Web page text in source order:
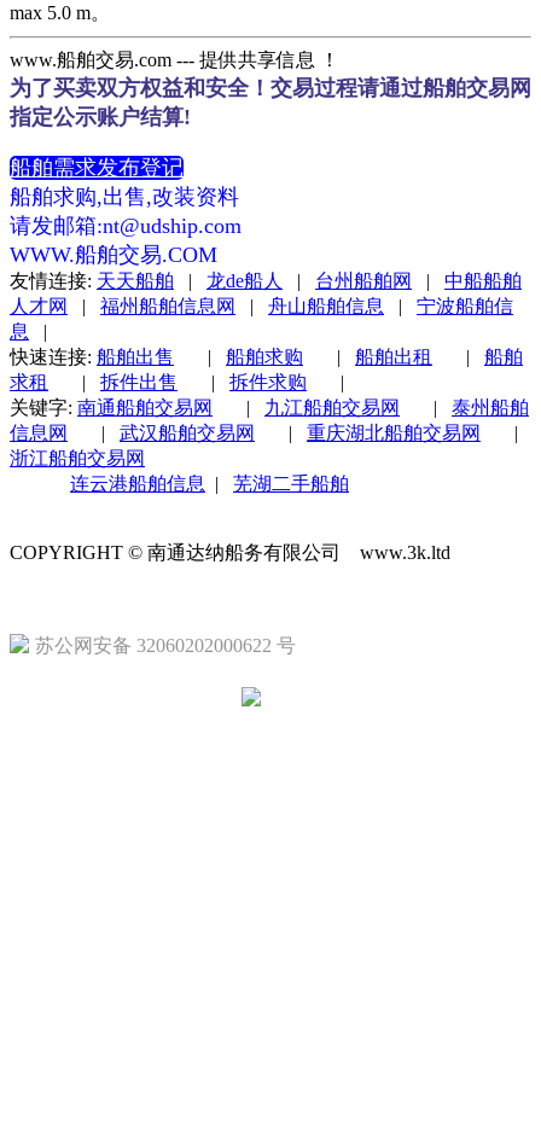
max 5.0 m。
www.船舶交易.com --- 提供共享信息 ！
为了买卖双方权益和安全！交易过程请通过船舶交易网
指定公示账户结算!
船舶需求发布登记
船舶求购,出售,改装资料
请发邮箱:nt@udship.com
WWW.船舶交易.COM
友情连接: 天天船舶 | 龙de船人 | 台州船舶网 | 中船船舶
人才网
| 福州船舶信息网 | 舟山船舶信息 | 宁波船舶信
息
|
快速连接: 船舶出售 | 船舶求购 | 船舶出租 | 船舶
求租
| 拆件出售 | 拆件求购 |
关键字: 南通船舶交易网 | 九江船舶交易网 | 泰州船舶
信息网
| 武汉船舶交易网 | 重庆湖北船舶交易网
|
浙江船舶交易网
连云港船舶信息
| 芜湖二手船舶
COPYRIGHT © 南通达纳船务有限公司 www.3k.ltd
苏公网安备 32060202000622 号